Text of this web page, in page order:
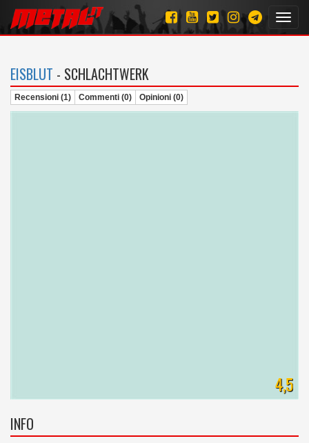
EISBLUT - SCHLACHTWERK
Recensioni (1) Commenti (0) Opinioni (0)
4,5
INFO